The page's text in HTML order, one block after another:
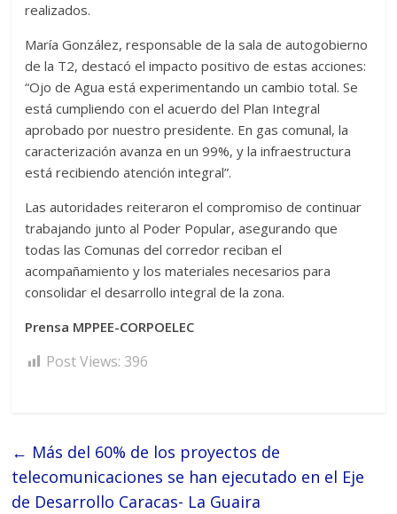
realizados.
María González, responsable de la sala de autogobierno
de la T2, destacó el impacto positivo de estas acciones:
“Ojo de Agua está experimentando un cambio total. Se
está cumpliendo con el acuerdo del Plan Integral
aprobado por nuestro presidente. En gas comunal, la
caracterización avanza en un 99%, y la infraestructura
está recibiendo atención integral”.
Las autoridades reiteraron el compromiso de continuar
trabajando junto al Poder Popular, asegurando que
todas las Comunas del corredor reciban el
acompañamiento y los materiales necesarios para
consolidar el desarrollo integral de la zona.
Prensa MPPEE-CORPOELEC
Post Views: 396
← Más del 60% de los proyectos de
telecomunicaciones se han ejecutado en el Eje
de Desarrollo Caracas- La Guaira